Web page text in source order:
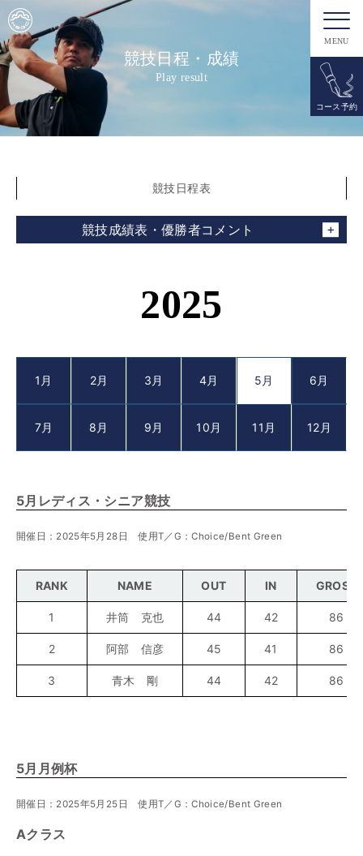
MENU
コース予約
競技日程・成績
Play result
競技日程表
競技成績表・優勝者コメント
2025
1月 2月 3月 4月 5月 6月
7月 8月 9月 10月 11月 12月
5月レディス・シニア競技
開催日：2025年5月28日 使用T／G：Choice/Bent Green
RANK NAME OUT IN GROSS
1 井筒 克也 44 42 86
2 阿部 信彦 45 41 86
3 青木 剛 44 42 86
5月月例杯
開催日：2025年5月25日 使用T／G：Choice/Bent Green
Aクラス